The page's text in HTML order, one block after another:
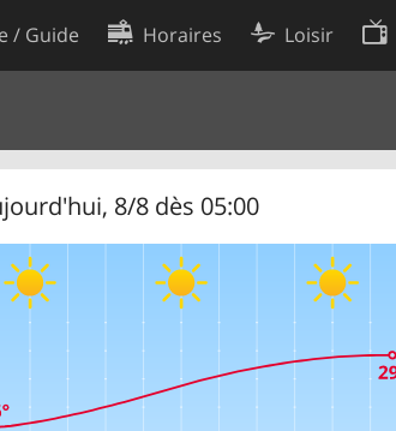
/ Guide Horaires Loisir
8/8 dès 05:00
Préférences de